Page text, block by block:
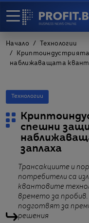
Начало
Технологии
наближаващата
Технологии
спешни
заплаха
Трансакциите и
потребители са
квантовите
времето за
подготвят за
решения